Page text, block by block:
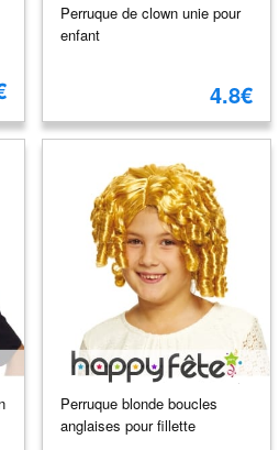
Perruque de clown unie pour
enfant
4.8€
Perruque blonde boucles
anglaises pour fillette